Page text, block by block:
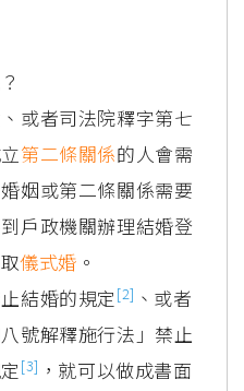
或者司法院釋字第七
第二條關係的人會需
姻或第二條關係需要
戶政機關辦理結婚登
儀式婚 。
結婚的規定 [2] 、或者
號解釋施行法」禁止
[3] ，就可以做成書面